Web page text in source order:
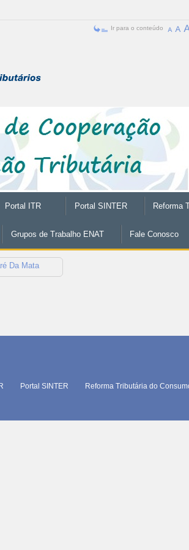
Ir para o conteúdo
Portal ITR Portal SINTER Reforma
Grupos de Trabalho ENAT Fale Conosco
Da Mata
Portal SINTER Reforma Tributária do